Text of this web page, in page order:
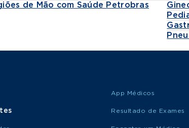
de Mão com Saúde Petrobras
App Médicos
Resultado de Exames